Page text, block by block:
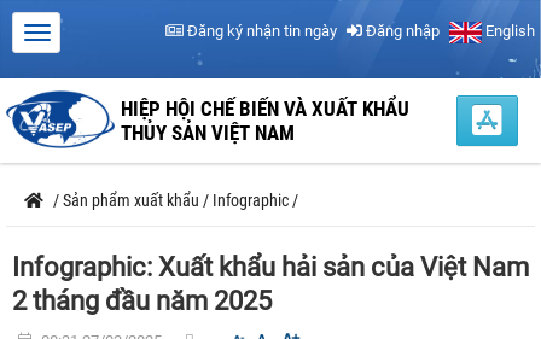
Đăng ký nhận tin ngày Đăng nhập English
HIỆP HỘI CHẾ BIẾN VÀ XUẤT KHẨU
THỦY SẢN VIỆT NAM
/Sản phẩm xuất khẩu / Infographic /
Infographic: Xuất khẩu hải sản của Việt Nam
2 tháng đầu năm 2025